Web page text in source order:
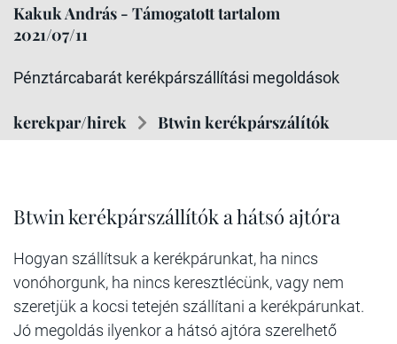
Kakuk András - Támogatott tartalom
2021/07/11
Pénztárcabarát kerékpárszállítási megoldások
kerekpar/hirek Btwin kerékpárszálítók
Btwin kerékpárszállítók a hátsó ajtóra
Hogyan szállítsuk a kerékpárunkat, ha nincs
vonóhorgunk, ha nincs keresztlécünk, vagy nem
szeretjük a kocsi tetején szállítani a kerékpárunkat.
Jó megoldás ilyenkor a hátsó ajtóra szerelhető